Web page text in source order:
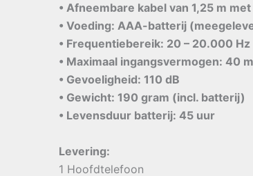
• Afneembare kabel van 1,25 m
• Voeding: AAA-batterij
• Frequentiebereik: 20 – 20.000 Hz
• Maximaal ingangsvermogen: 40
• Gevoeligheid: 110 dB
• Gewicht: 190 gram (incl. batterij)
• Levensduur batterij: 45 uur
Levering:
1 Hoofdtelefoon